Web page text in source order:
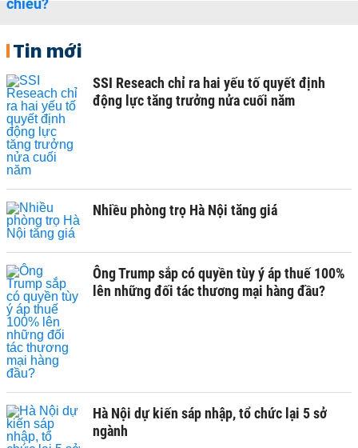
Tin mới
SSI Reseach chỉ ra hai yếu tố quyết định
động lực tăng trưởng nửa cuối năm
Nhiều phòng trọ Hà Nội tăng giá
Ông Trump sắp có quyền tùy ý áp thuế 100%
lên những đối tác thương mại hàng đầu?
Hà Nội dự kiến sáp nhập, tổ chức lại 5 sở
ngành